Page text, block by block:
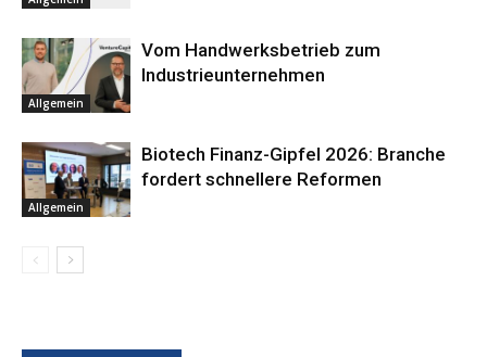
Allgemein
Vom Handwerksbetrieb zum
Industrieunternehmen
Allgemein
Biotech Finanz-Gipfel 2026: Branche
fordert schnellere Reformen